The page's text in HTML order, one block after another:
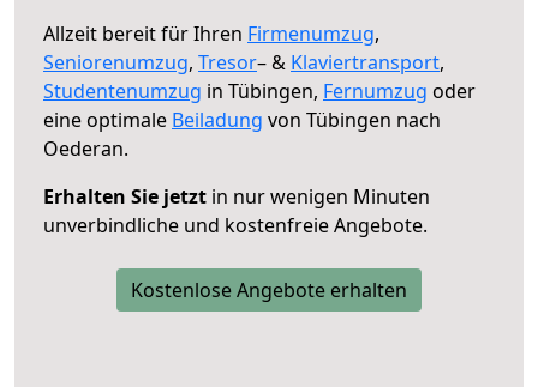
Allzeit bereit für Ihren Firmenumzug,
Seniorenumzug, Tresor– & Klaviertransport,
Studentenumzug in Tübingen, Fernumzug oder
eine optimale Beiladung von Tübingen nach
Oederan.
Erhalten Sie jetzt in nur wenigen Minuten
unverbindliche und kostenfreie Angebote.
Kostenlose Angebote erhalten